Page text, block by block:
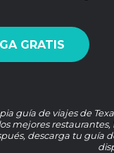
GRATIS
guía de viajes de
mejores
descarga tu guía